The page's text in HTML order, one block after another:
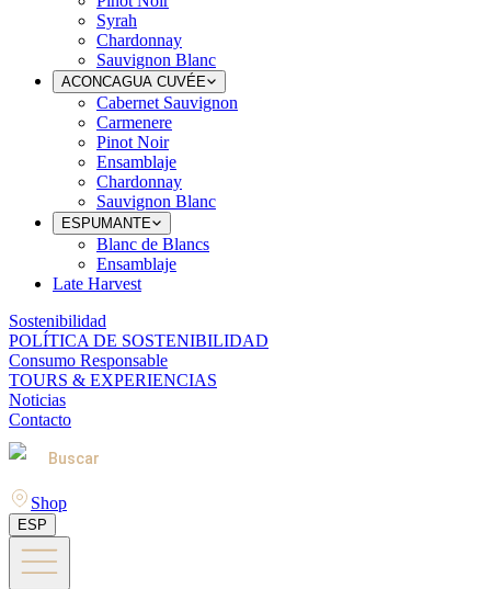
Syrah
Chardonnay
Sauvignon Blanc
ACONCAGUA CUVÉE
Cabernet Sauvignon
Carmenere
Pinot Noir
Ensamblaje
Chardonnay
Sauvignon Blanc
ESPUMANTE
Blanc de Blancs
Ensamblaje
Late Harvest
Sostenibilidad
POLÍTICA DE SOSTENIBILIDAD
Consumo Responsable
TOURS & EXPERIENCIAS
Noticias
Contacto
Buscar
Shop
ESP